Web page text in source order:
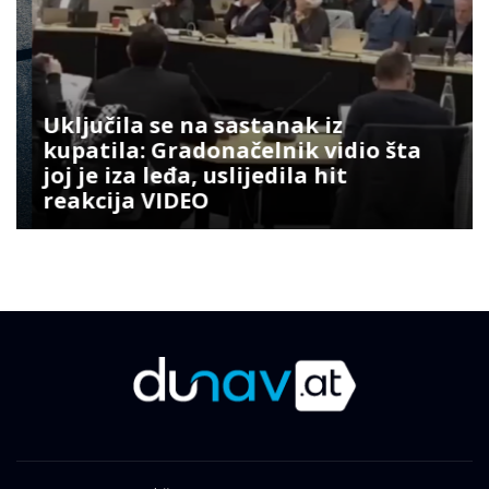
Uključila se na sastanak iz
kupatila: Gradonačelnik vidio šta
joj je iza leđa, uslijedila hit
reakcija VIDEO